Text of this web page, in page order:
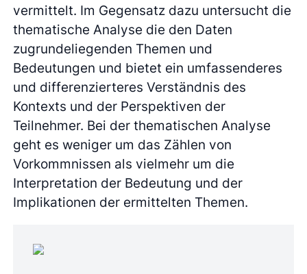
vermittelt. Im Gegensatz dazu untersucht die
thematische Analyse die den Daten
zugrundeliegenden Themen und
Bedeutungen und bietet ein umfassenderes
und differenzierteres Verständnis des
Kontexts und der Perspektiven der
Teilnehmer. Bei der thematischen Analyse
geht es weniger um das Zählen von
Vorkommnissen als vielmehr um die
Interpretation der Bedeutung und der
Implikationen der ermittelten Themen.